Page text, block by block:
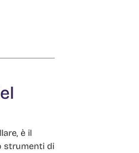
è il
strumenti di